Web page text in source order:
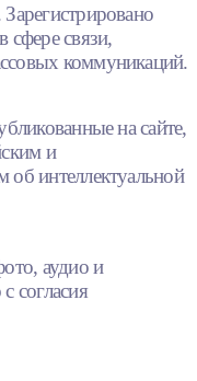
сфере связи,
коммуникаций.
на сайте,
и
об интеллектуальной
аудио и
согласия